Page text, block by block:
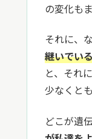
の変化も
それに、
継いでい
と、それ
少なくと
どこが遺